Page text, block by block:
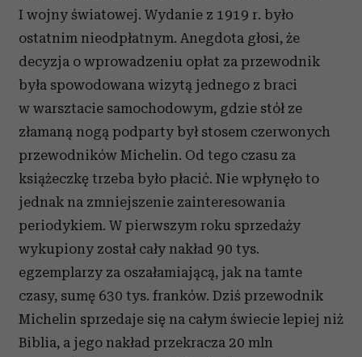
I wojny światowej. Wydanie z 1919 r. było
ostatnim nieodpłatnym. Anegdota głosi, że
decyzja o wprowadzeniu opłat za przewodnik
była spowodowana wizytą jednego z braci
w warsztacie samochodowym, gdzie stół ze
złamaną nogą podparty był stosem czerwonych
przewodników Michelin. Od tego czasu za
książeczkę trzeba było płacić. Nie wpłynęło to
jednak na zmniejszenie zainteresowania
periodykiem. W pierwszym roku sprzedaży
wykupiony został cały nakład 90 tys.
egzemplarzy za oszałamiającą, jak na tamte
czasy, sumę 630 tys. franków. Dziś przewodnik
Michelin sprzedaje się na całym świecie lepiej niż
Biblia, a jego nakład przekracza 20 mln